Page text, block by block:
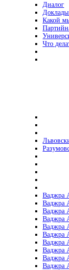
Диалог
Какой
Что
Ваджра
Ваджра
Ваджра
Ваджра
Ваджра
Ваджра
Ваджра
Ваджра
Ваджра
Ваджра